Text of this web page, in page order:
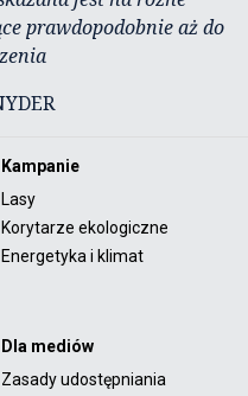
prawdopodobnie aż do
Kampanie
Lasy
Korytarze ekologiczne
Energetyka i klimat
Dla mediów
Zasady udostępniania